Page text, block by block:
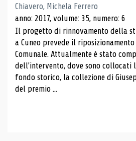
Chiavero, Michela Ferrero
anno: 2017, volume: 35, numero: 6
Il progetto di rinnovamento della
a Cuneo prevede il
Comunale. Attualmente è stato
dell'intervento, dove sono collocati
fondo storico, la collezione di
del premio ...